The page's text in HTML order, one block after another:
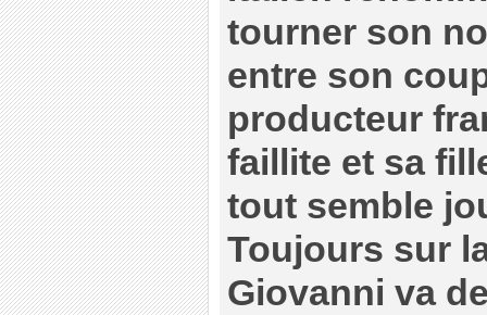
tourner son
entre son
producteur
faillite et sa
tout semble
Toujours sur
Giovanni va